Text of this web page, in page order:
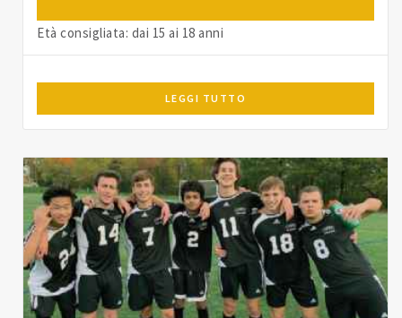
Età consigliata: dai 15 ai 18 anni
LEGGI TUTTO